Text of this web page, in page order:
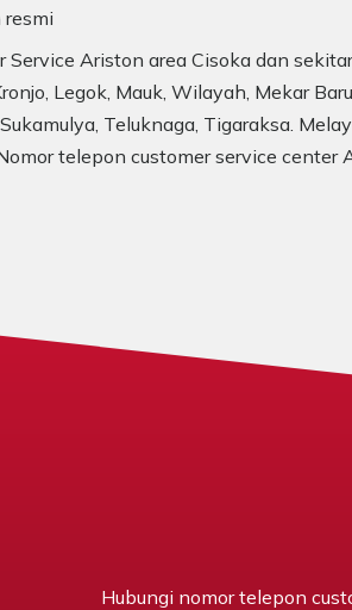
Service Ariston area Cisoka dan
Legok, Mauk, Wilayah, Mekar
Teluknaga, Tigaraksa.
telepon customer service center
Hubungi nomor telepon